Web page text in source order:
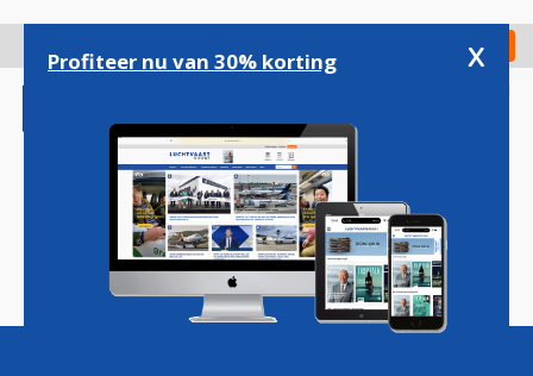
gaan
Check in
Magazine Podcasts Vacatures
Profiteer nu van 30% korting x